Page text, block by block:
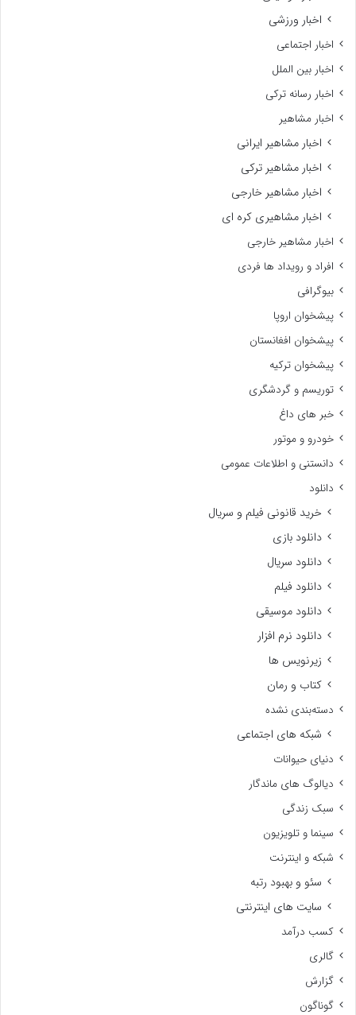
اخبار ورزشی
اخبار اجتماعی
اخبار بین الملل
اخبار رسانه ترکی
اخبار مشاهیر
اخبار مشاهیر ایرانی
اخبار مشاهیر ترکی
اخبار مشاهیر خارجی
اخبار مشاهیری کره ای
اخبار مشاهیر خارجی
افراد و رویداد ها فردی
بیوگرافی
پیشخوان اروپا
پیشخوان افغانستان
پیشخوان ترکیه
توریسم و گردشگری
خبر های داغ
خودرو و موتور
دانستنی و اطلاعات عمومی
دانلود
خرید قانونی فیلم و سریال
دانلود بازی
دانلود سریال
دانلود فیلم
دانلود موسیقی
دانلود نرم افزار
زیرنویس ها
کتاب و رمان
دسته‌بندی نشده
شبکه های اجتماعی
دنیای حیوانات
دیالوگ های ماندگار
سبک زندگی
سینما و تلویزیون
شبکه و اینترنت
سئو و بهبود رتبه
سایت های اینترنتی
کسب درآمد
گالری
گزارش
گوناگون